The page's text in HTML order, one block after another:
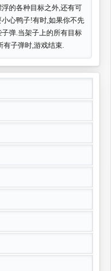
的各种目标之外,还有可
心鸭子!有时,如果你不先
弹.当架子上的所有目标
有子弹时,游戏结束.